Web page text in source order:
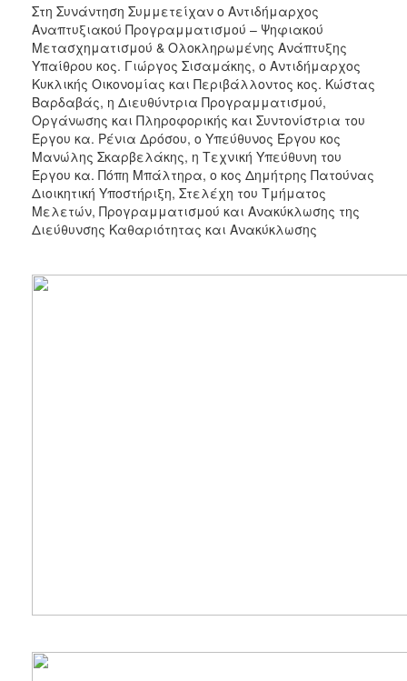
2013
2012
2011
2010
2006
ΔΗΜΟΤΗΣ
ΗΡΑΚΛΕΙΟ
Στη Συνάντηση Συμμετείχαν ο Αντιδήμαρχος
Αναπτυξιακού Προγραμματισμού – Ψηφιακού
Μετασχηματισμού & Ολοκληρωμένης Ανάπτυξης
Υπαίθρου κος. Γιώργος Σισαμάκης, ο Αντιδήμαρχος
Κυκλικής Οικονομίας και Περιβάλλοντος κος. Κώστας
Βαρδαβάς, η Διευθύντρια Προγραμματισμού,
Οργάνωσης και Πληροφορικής και Συντονίστρια του
Έργου κα. Ρένια Δρόσου, ο Υπεύθυνος Έργου κος
Μανώλης Σκαρβελάκης, η Τεχνική Υπεύθυνη του
Έργου κα. Πόπη Μπάλτηρα, ο κος Δημήτρης Πατούνας
Διοικητική Υποστήριξη, Στελέχη του Τμήματος
Μελετών, Προγραμματισμού και Ανακύκλωσης της
Διεύθυνσης Καθαριότητας και Ανακύκλωσης